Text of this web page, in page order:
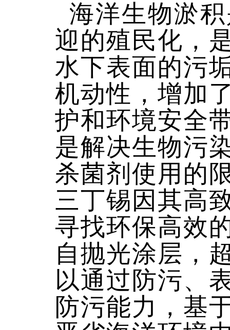
海洋生物淤
迎的殖民化，
水下表面的污
机动性，增加
护和环境安全
是解决生物污
杀菌剂使用的
三丁锡因其高
寻找环保高效
自抛光涂层，
以通过防污、
防污能力，基